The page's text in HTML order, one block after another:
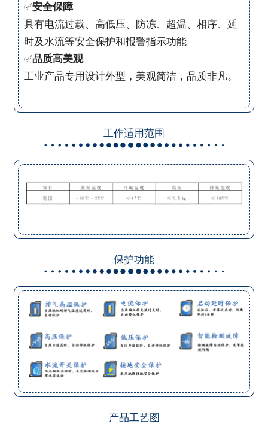
✅安全保障
具有电流过载、高低压、防冻、超温、相序、延
时及水流等安全保护和报警指示功能
✅品质高美观
工业产品专用设计外型，美观简洁，品质非凡。
工作适用范围
保护功能
产品工艺图